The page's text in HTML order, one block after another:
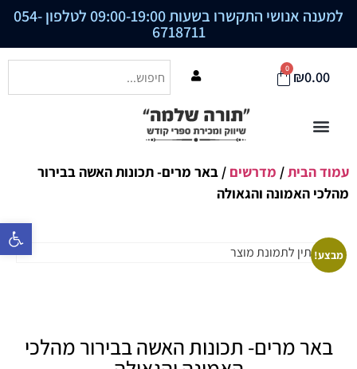
פתח סרגל
למענה אנושי התקשרו בשעות 09:00-19:00 לטלפון 054-
6718711
₪0.00
0
עמוד הבית/ מדרשים / באר מרים- תכונות האשה בבירור
מהלכי האמונה והגאולה
מבצע!
באר מרים- תכונות האשה בבירור מהלכי